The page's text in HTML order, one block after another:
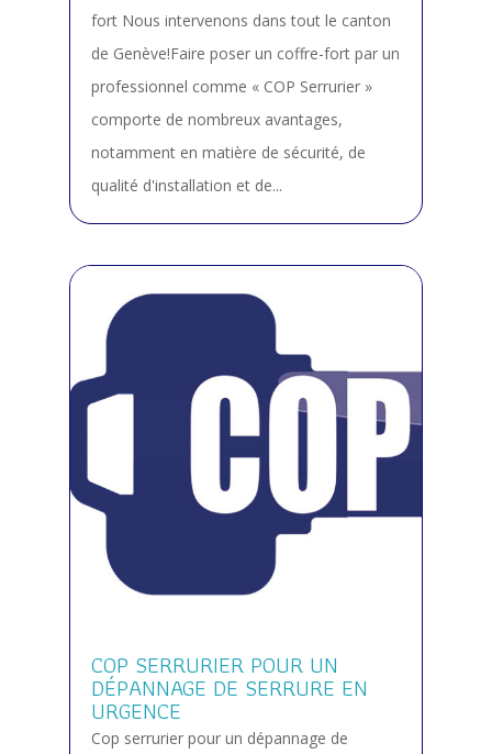
fort Nous intervenons dans tout le canton
de Genève!Faire poser un coffre-fort par un
professionnel comme « COP Serrurier »
comporte de nombreux avantages,
notamment en matière de sécurité, de
qualité d'installation et de...
COP SERRURIER POUR UN
DÉPANNAGE DE SERRURE EN
URGENCE
Cop serrurier pour un dépannage de